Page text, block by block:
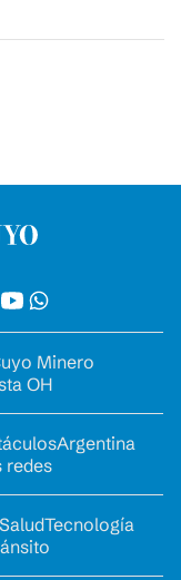
Minero
OH
Argentina
redes
Tecnología